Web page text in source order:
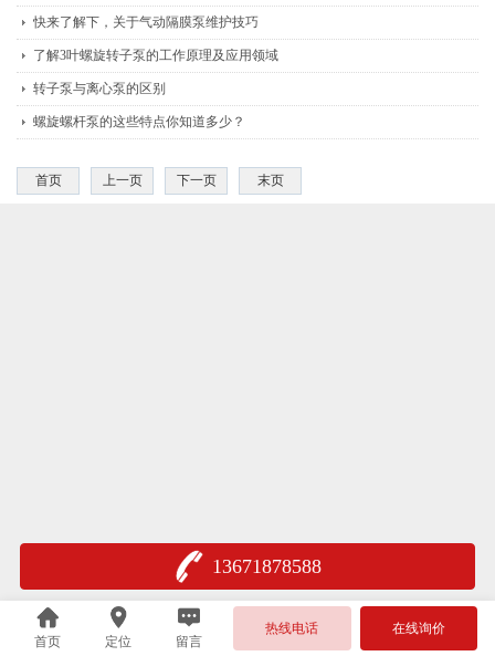
快来了解下，关于气动隔膜泵维护技巧
了解3叶螺旋转子泵的工作原理及应用领域
转子泵与离心泵的区别
螺旋螺杆泵的这些特点你知道多少？
首页 上一页 下一页 末页
13671878588
首页 定位 留言
热线电话 在线询价